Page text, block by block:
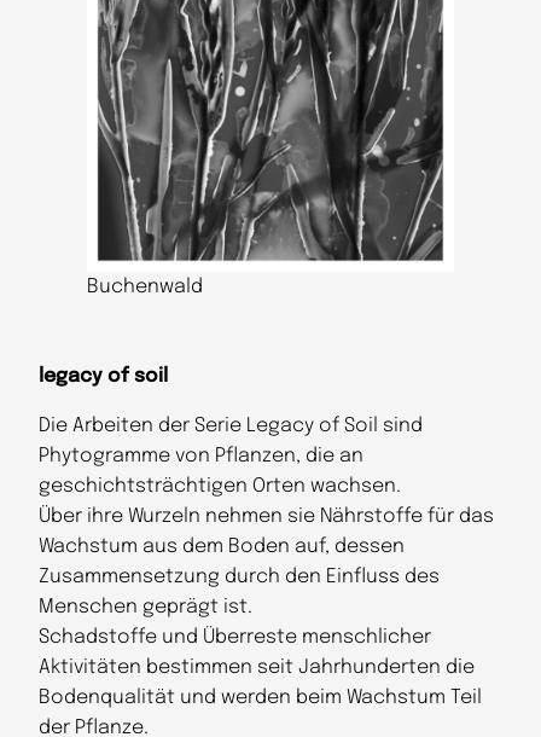
Buchenwald
legacy of soil
Die Arbeiten der Serie Legacy of Soil sind
Phytogramme von Pflanzen, die an
geschichtsträchtigen Orten wachsen.
Über ihre Wurzeln nehmen sie Nährstoffe für das
Wachstum aus dem Boden auf, dessen
Zusammensetzung durch den Einfluss des
Menschen geprägt ist.
Schadstoffe und Überreste menschlicher
Aktivitäten bestimmen seit Jahrhunderten die
Bodenqualität und werden beim Wachstum Teil
der Pflanze.